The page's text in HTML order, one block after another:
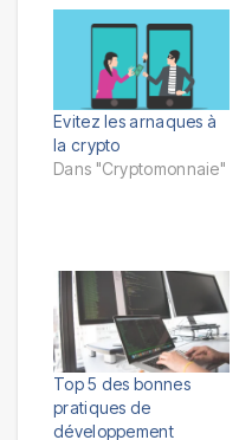
Evitez les arnaques à
la crypto
Dans "Cryptomonnaie"
Top 5 des bonnes
pratiques de
développement